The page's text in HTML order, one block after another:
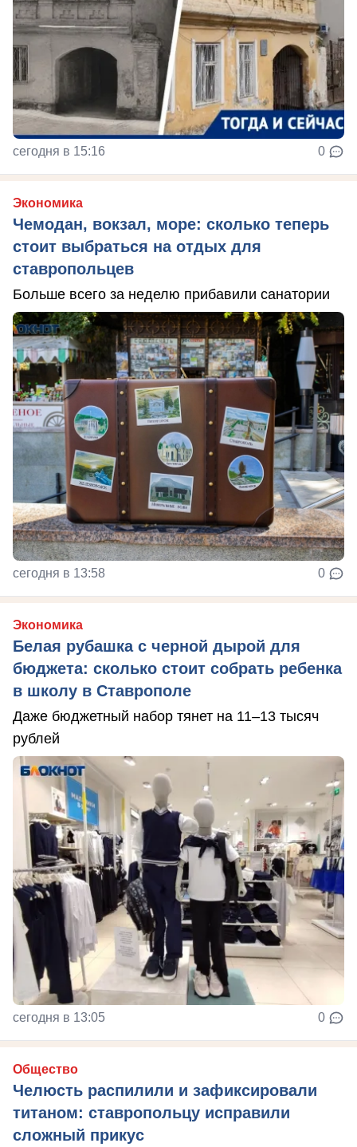
сегодня в 15:16 0
Экономика
Чемодан, вокзал, море: сколько теперь
стоит выбраться на отдых для
ставропольцев
Больше всего за неделю прибавили санатории
сегодня в 13:58 0
Экономика
Белая рубашка с черной дырой для
бюджета: сколько стоит собрать ребенка
в школу в Ставрополе
Даже бюджетный набор тянет на 11–13 тысяч
рублей
сегодня в 13:05 0
Общество
Челюсть распилили и зафиксировали
титаном: ставропольцу исправили
сложный прикус